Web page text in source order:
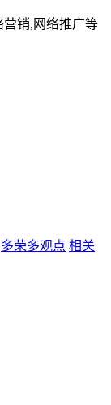
营销,网络推广等
多荣多观点 相关